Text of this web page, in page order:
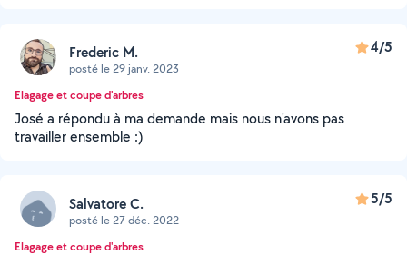
Frederic M.
posté le 29 janv. 2023
4/5
Elagage et coupe d'arbres
José a répondu à ma demande mais nous n'avons pas
travailler ensemble :)
Salvatore C.
posté le 27 déc. 2022
5/5
Elagage et coupe d'arbres